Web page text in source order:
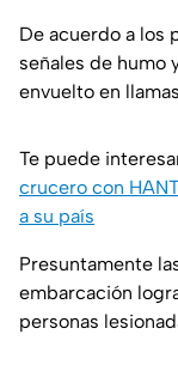
De acuerdo a los
señales de humo
envuelto en
Te puede
crucero con
a su país
Presuntamente
embarcación
personas